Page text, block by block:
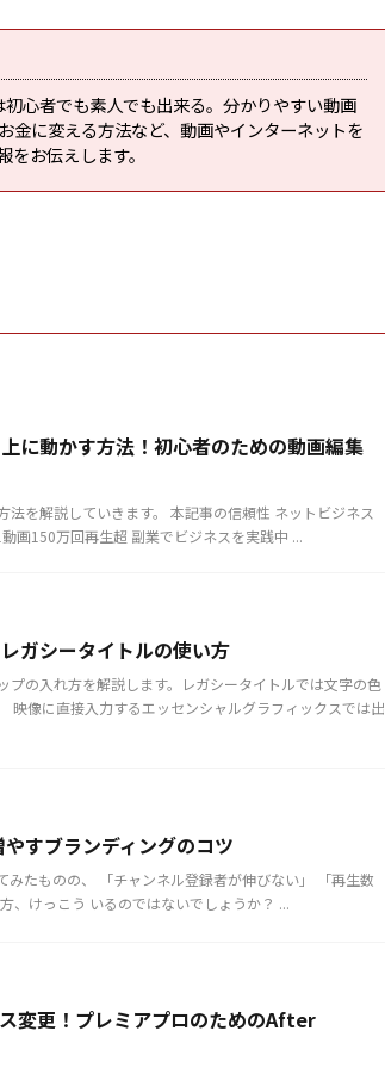
心者でも素人でも出来る。分かりやすい動画
金に変える方法など、動画やインターネットを
お伝えします。
に動かす方法！初心者のための動画編集
を解説していきます。 本記事の信頼性 ネットビジネス
画150万回再生超 副業でビジネスを実践中 ...
ガシータイトルの使い方
の入れ方を解説します。レガシータイトルでは文字の色
映像に直接入力するエッセンシャルグラフィックスでは出
すブランディングのコツ
みたものの、 「チャンネル登録者が伸びない」 「再生数
、けっこう いるのではないでしょうか？ ...
変更！プレミアプロのためのAfter